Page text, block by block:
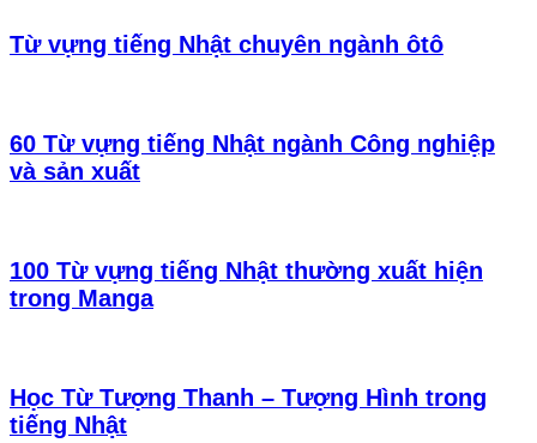
Từ vựng tiếng Nhật chuyên ngành ôtô
60 Từ vựng tiếng Nhật ngành Công nghiệp
và sản xuất
100 Từ vựng tiếng Nhật thường xuất hiện
trong Manga
Học Từ Tượng Thanh – Tượng Hình trong
tiếng Nhật